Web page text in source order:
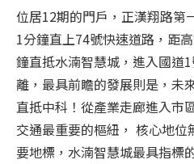
位居12期的門戶，正漢翔路第
1分鐘直上74號快速道路，距
鐘直抵水湳智慧城，進入國道
離，最具前瞻的發展則是，未
直抵中科！從產業走廊進入市
交通最重要的樞紐， 核心地
要地標，水湳智慧城最具指標